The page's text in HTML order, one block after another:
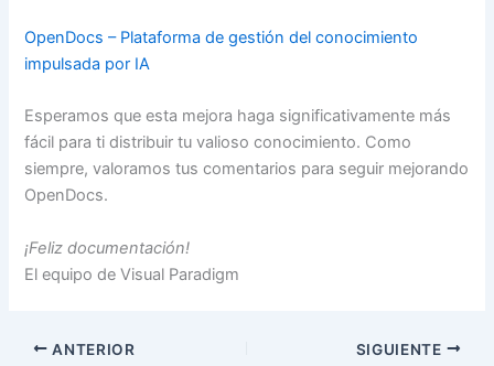
OpenDocs – Plataforma de gestión del conocimiento
impulsada por IA
Esperamos que esta mejora haga significativamente más
fácil para ti distribuir tu valioso conocimiento. Como
siempre, valoramos tus comentarios para seguir mejorando
OpenDocs.
¡Feliz documentación!
El equipo de Visual Paradigm
ANTERIOR SIGUIENTE